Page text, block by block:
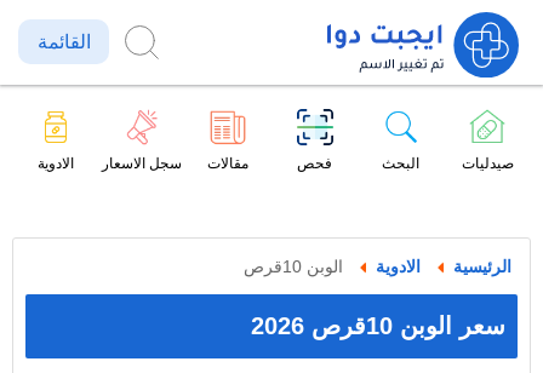
القائمة
صيدليات البحث فحص مقالات سجل الاسعار الادوية
الرئيسية الادوية الوبن 10قرص
سعر الوبن 10قرص 2026